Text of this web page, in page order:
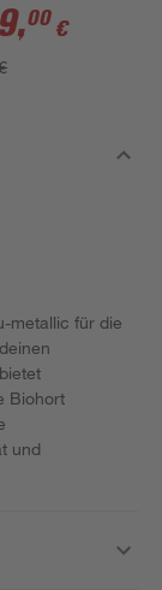
,00 €
metallic für die
Biohort
und